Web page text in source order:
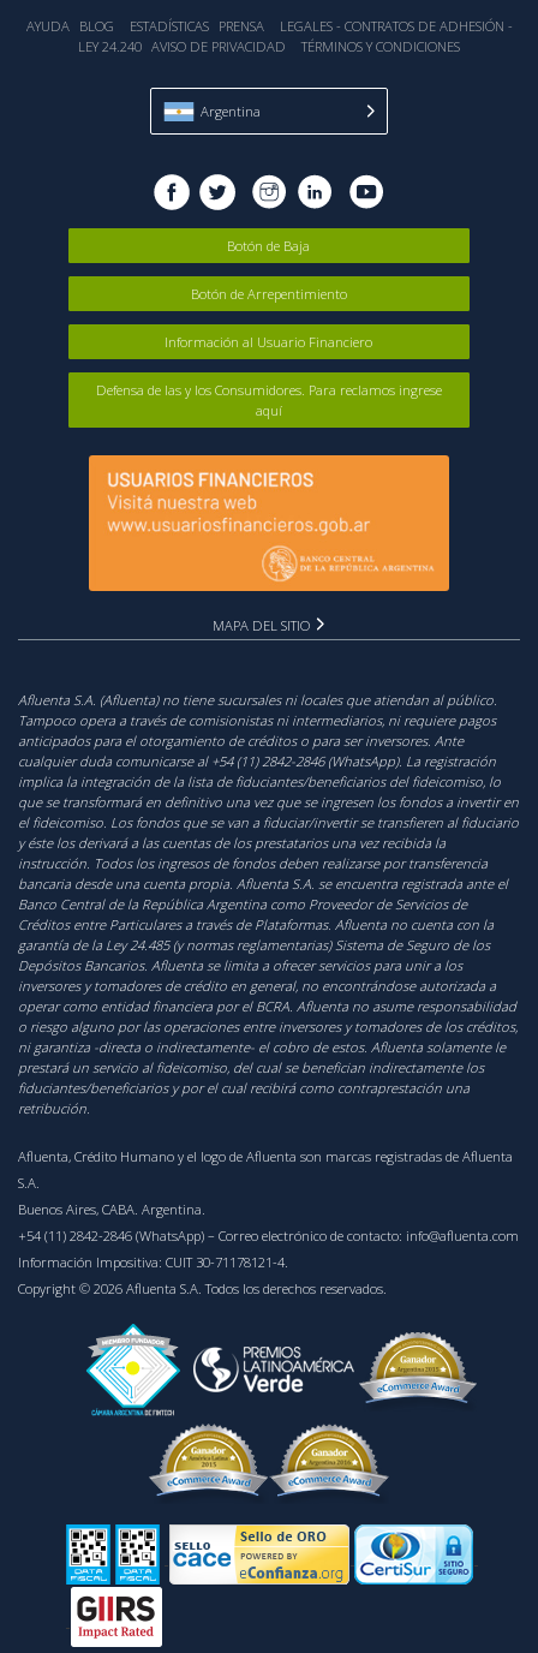
AYUDA BLOG ESTADÍSTICA‎S PRENSA
LEGALES - CONTRATOS DE ADHESIÓN -
LEY 24.240 AVISO DE PRIVACIDAD TÉRMINOS Y CONDICIONES
Argentina
Botón de Baja
Botón de Arrepentimiento
Información al Usuario Financiero
Defensa de las y los Consumidores. Para reclamos ingrese
aquí
MAPA DEL SITIO
Afluenta S.A. (Afluenta) no tiene sucursales ni locales que atiendan al público.
Tampoco opera a través de comisionistas ni intermediarios, ni requiere pagos
anticipados para el otorgamiento de créditos o para ser inversores. Ante
cualquier duda comunicarse al +54 (11) 2842-2846 (WhatsApp). La registración
implica la integración de la lista de fiduciantes/beneficiarios del fideicomiso, lo
que se transformará en definitivo una vez que se ingresen los fondos a invertir en
el fideicomiso. Los fondos que se van a fiduciar/invertir se transfieren al fiduciario
y éste los derivará a las cuentas de los prestatarios una vez recibida la
instrucción. Todos los ingresos de fondos deben realizarse por transferencia
bancaria desde una cuenta propia. Afluenta S.A. se encuentra registrada ante el
Banco Central de la República Argentina como Proveedor de Servicios de
Créditos entre Particulares a través de Plataformas. Afluenta no cuenta con la
garantía de la Ley 24.485 (y normas reglamentarias) Sistema de Seguro de los
Depósitos Bancarios. Afluenta se limita a ofrecer servicios para unir a los
inversores y tomadores de crédito en general, no encontrándose autorizada a
operar como entidad financiera por el BCRA. Afluenta no asume responsabilidad
o riesgo alguno por las operaciones entre inversores y tomadores de los créditos,
ni garantiza -directa o indirectamente- el cobro de estos. Afluenta solamente le
prestará un servicio al fideicomiso, del cual se benefician indirectamente los
fiduciantes/beneficiarios y por el cual recibirá como contraprestación una
retribución.
Afluenta, Crédito Humano y el logo de Afluenta son marcas registradas de Afluenta
S.A.
Buenos Aires, CABA. Argentina.
+54 (11) 2842-2846 (WhatsApp) – Correo electrónico de contacto: info@afluenta.com
Información Impositiva: CUIT 30-71178121-4.
Copyright © 2026 Afluenta S.A. Todos los derechos reservados.